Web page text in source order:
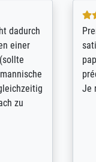
sich
(ein
-